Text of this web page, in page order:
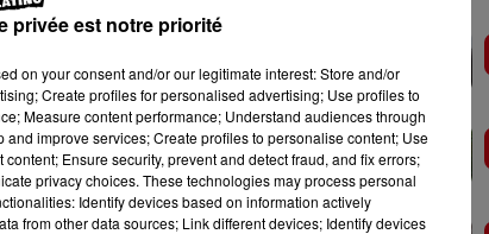
et son fils Travis (Chase
Winona Ryder ou Jared
grande partie reconstitués du
et les séquences incontournables
privée est notre priorité
on your consent and/or our legitimate interest: Store and/or
Create profiles for personalised advertising; Use profiles to
Measure content performance; Understand audiences through
improve services; Create profiles to personalise content; Use
Ensure security, prevent and detect fraud, and fix errors;
privacy choices. These technologies may process personal
Identify devices based on information actively
from other data sources; Link different devices; Identify devices